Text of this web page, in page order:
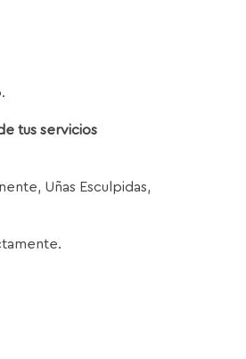
tus servicios
Uñas Esculpidas,